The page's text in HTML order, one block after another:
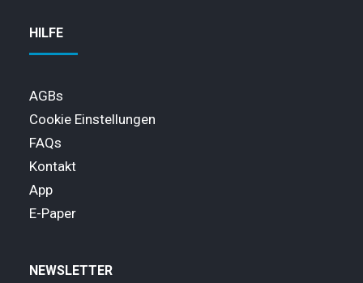
HILFE
AGBs
Cookie Einstellungen
FAQs
Kontakt
App
E-Paper
NEWSLETTER